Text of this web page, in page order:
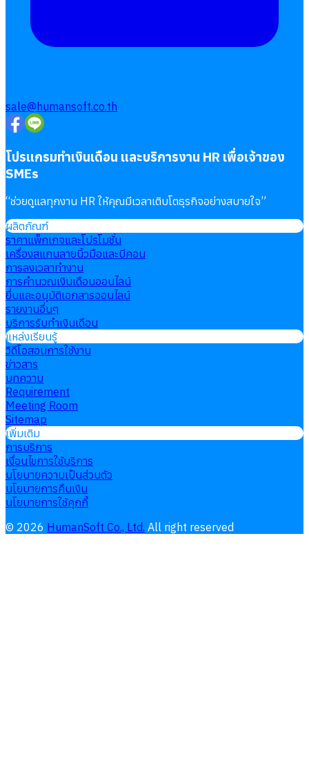
sale@humansoft.co.th
โปรแกรมทำเงินเดือน และบริการงาน HR เพื่อเจ้าของ
SMEs
“ช่วยดูแลทุกงาน HR ให้คุณมีเวลาเติบโตธุรกิจอย่างสบายใจ”
ผลิตภัณฑ์
ราคาแพ็กเกจและโปรโมชั่น
เครื่องสแกนลายนิ้วมือและบีคอน
การลงเวลาทำงาน
การคำนวณเงินเดือนออนไลน์
ยื่นและอนุมัติเอกสารออนไลน์
รายงานอื่นๆ
บริการรับทำเงินเดือน
แหล่งเรียนรู้
วิดีโอสอนการใช้งาน
ข่าวสาร
บทความ
Requirement
Meeting Room
Sitemap
เพิ่มเติม
การบริการ
เงื่อนไขการใช้บริการ
นโยบายความเป็นส่วนตัว
นโยบายการคืนเงิน
นโยบายการใช้คุกกี้
© 2026 HumanSoft Co., Ltd. All right reserved